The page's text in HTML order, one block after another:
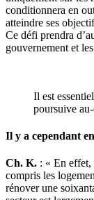
conditionnera en
atteindre ses
Ce défi prendra
gouvernement et
Il est
poursuive
Il y a cependant
Ch. K. : « En effet,
compris les
rénover une